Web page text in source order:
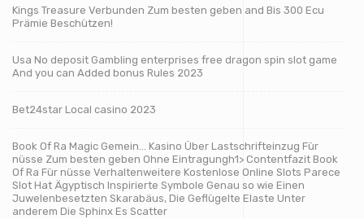
Kings Treasure Verbunden Zum besten geben and Bis 300 Ecu
Prämie Beschützen!
Usa No deposit Gambling enterprises free dragon spin slot game
And you can Added bonus Rules 2023
Bet24star Local casino 2023
Book Of Ra Magic Gemein… Kasino Über Lastschrifteinzug Für
nüsse Zum besten geben Ohne Eintragungh1> Contentfazit Book
Of Ra Für nüsse Verhaltenweitere Kostenlose Online Slots Parece
Slot Hat Ägyptisch Inspirierte Symbole Genau so wie Einen
Juwelenbesetzten Skarabäus, Die Geflügelte Elaste Unter
anderem Die Sphinx Es Scatter